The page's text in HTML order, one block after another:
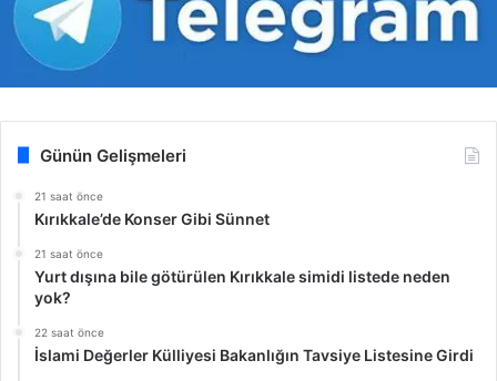
Günün Gelişmeleri
21 saat önce
Kırıkkale’de Konser Gibi Sünnet
21 saat önce
Yurt dışına bile götürülen Kırıkkale simidi listede neden
yok?
22 saat önce
İslami Değerler Külliyesi Bakanlığın Tavsiye Listesine Girdi